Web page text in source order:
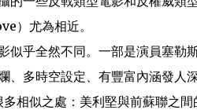
）尤為相近。
似乎全然不同。一部是演員塞
、多時空設定、有豐富內涵發
相似之處：美利堅與前蘇聯之